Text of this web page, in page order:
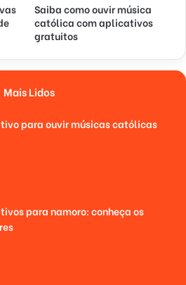
Saiba como ouvir música
católica com aplicativos
gratuitos
Mais Lidos
para ouvir músicas católicas
para namoro: conheça os